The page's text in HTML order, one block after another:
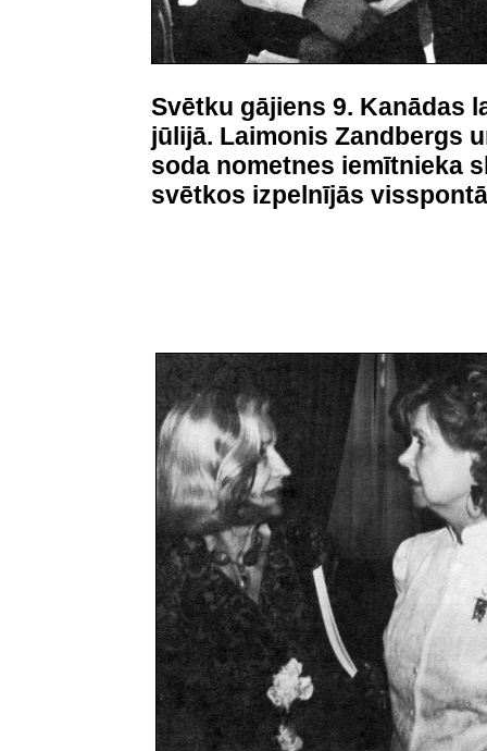
Svētku gājiens 9. Kanādas
jūlijā. Laimonis Zandbergs
soda nometnes iemītnieka
svētkos izpelnījās